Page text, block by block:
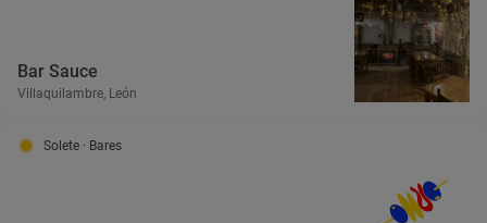
Bar Sauce
Villaquilambre, León
Solete · Bares